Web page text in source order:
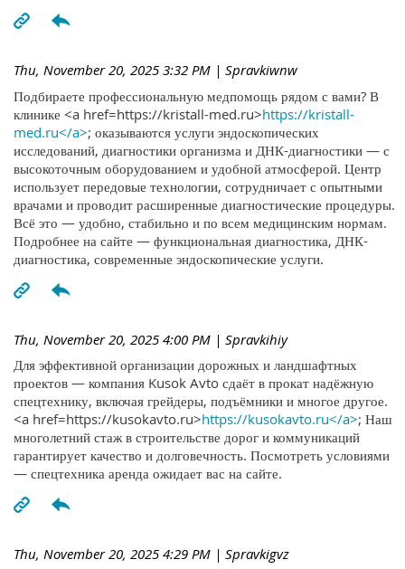
Thu, November 20, 2025 3:32 PM | Spravkiwnw
Подбираете профессиональную медпомощь рядом с вами? В
клинике <a href=https://kristall-med.ru>https://kristall-
med.ru</a>; оказываются услуги эндоскопических
исследований, диагностики организма и ДНК-диагностики — с
высокоточным оборудованием и удобной атмосферой. Центр
использует передовые технологии, сотрудничает с опытными
врачами и проводит расширенные диагностические процедуры.
Всё это — удобно, стабильно и по всем медицинским нормам.
Подробнее на сайте — функциональная диагностика, ДНК-
диагностика, современные эндоскопические услуги.
Thu, November 20, 2025 4:00 PM | Spravkihiy
Для эффективной организации дорожных и ландшафтных
проектов — компания Kusok Avto сдаёт в прокат надёжную
спецтехнику, включая грейдеры, подъёмники и многое другое.
<a href=https://kusokavto.ru>https://kusokavto.ru</a>; Наш
многолетний стаж в строительстве дорог и коммуникаций
гарантирует качество и долговечность. Посмотреть условиями
— спецтехника аренда ожидает вас на сайте.
Thu, November 20, 2025 4:29 PM | Spravkigvz